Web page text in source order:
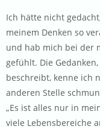
Ich hätte nicht
meinem Denken so
und hab mich bei der
gefühlt. Die
beschreibt, kenne ich
anderen Stelle
„Es ist alles nur in
viele Lebensbereiche